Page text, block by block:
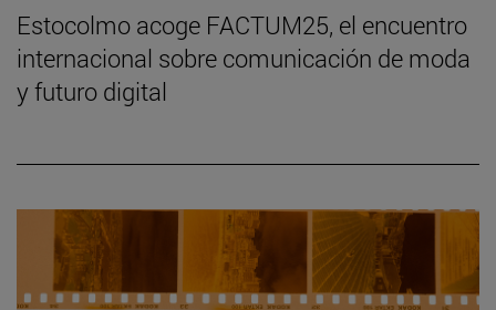
Estocolmo acoge FACTUM25, el encuentro
internacional sobre comunicación de moda
y futuro digital